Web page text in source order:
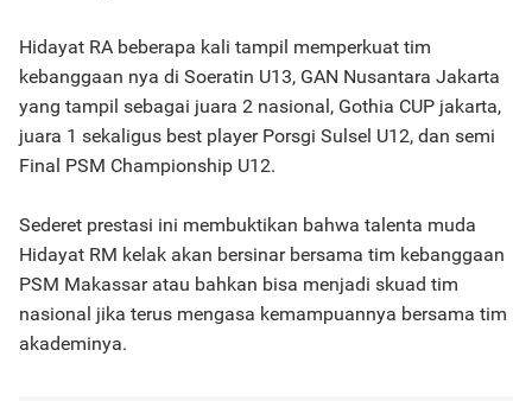
Hidayat RA beberapa kali tampil memperkuat tim
kebanggaan nya di Soeratin U13, GAN Nusantara Jakarta
yang tampil sebagai juara 2 nasional, Gothia CUP jakarta,
juara 1 sekaligus best player Porsgi Sulsel U12, dan semi
Final PSM Championship U12.
Sederet prestasi ini membuktikan bahwa talenta muda
Hidayat RM kelak akan bersinar bersama tim kebanggaan
PSM Makassar atau bahkan bisa menjadi skuad tim
nasional jika terus mengasa kemampuannya bersama tim
akademinya.